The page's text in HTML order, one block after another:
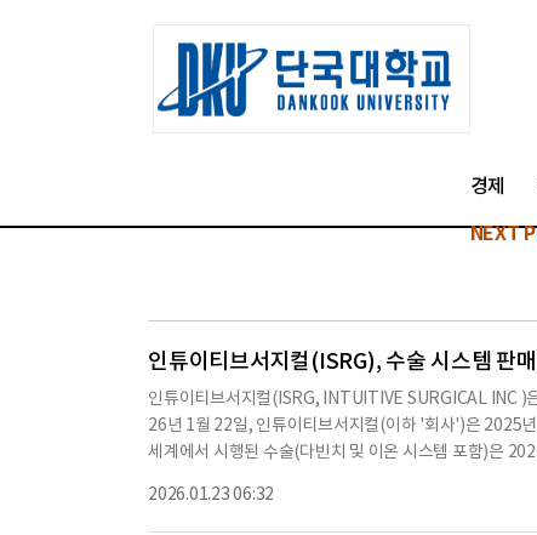
경제
NEXT
인튜이티브서지컬(ISRG), 수술 시스템 판
인튜이티브서지컬(ISRG, INTUITIVE SURGICAL INC )
26년 1월 22일, 인튜이티브서지컬(이하 '회사')은 2025
세계에서 시행된 수술(다빈치 및 이온 시스템 포함)은
해 증가한 수치다.2025년 4분기 다빈치 수술 시스템 배
2026.01.23 06:32